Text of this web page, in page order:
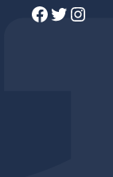
Facebook Twitter Instagram